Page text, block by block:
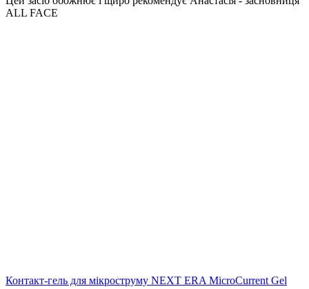
ALL FACE
Контакт-гель для мікроструму NEXT ERA MicroCurrent Gel